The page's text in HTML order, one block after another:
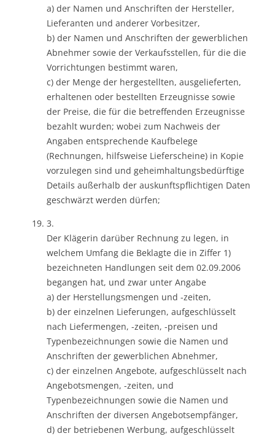
a) der Namen und Anschriften der Hersteller,
Lieferanten und anderer Vorbesitzer,
b) der Namen und Anschriften der gewerblichen
Abnehmer sowie der Verkaufsstellen, für die die
Vorrichtungen bestimmt waren,
c) der Menge der hergestellten, ausgelieferten,
erhaltenen oder bestellten Erzeugnisse sowie
der Preise, die für die betreffenden Erzeugnisse
bezahlt wurden; wobei zum Nachweis der
Angaben entsprechende Kaufbelege
(Rechnungen, hilfsweise Lieferscheine) in Kopie
vorzulegen sind und geheimhaltungsbedürftige
Details außerhalb der auskunftspflichtigen Daten
geschwärzt werden dürfen;
3.
Der Klägerin darüber Rechnung zu legen, in
welchem Umfang die Beklagte die in Ziffer 1)
bezeichneten Handlungen seit dem 02.09.2006
begangen hat, und zwar unter Angabe
a) der Herstellungsmengen und -zeiten,
b) der einzelnen Lieferungen, aufgeschlüsselt
nach Liefermengen, -zeiten, -preisen und
Typenbezeichnungen sowie die Namen und
Anschriften der gewerblichen Abnehmer,
c) der einzelnen Angebote, aufgeschlüsselt nach
Angebotsmengen, -zeiten, und
Typenbezeichnungen sowie die Namen und
Anschriften der diversen Angebotsempfänger,
d) der betriebenen Werbung, aufgeschlüsselt